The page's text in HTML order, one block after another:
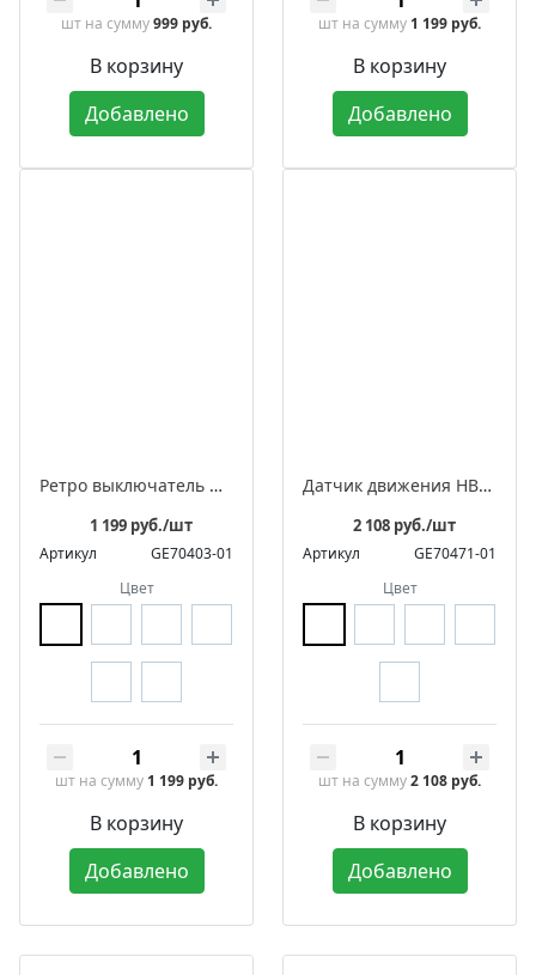
шт на сумму999 руб.
В корзину
Добавлено
шт на сумму 1 199 руб.
В корзину
Добавлено
Ретро выключатель фарфоровый поворотный на 4 положения двухклавишный, серия «Аврора»
1 199 руб./шт
Артикул
GE70403-01
Цвет
шт на сумму 1 199 руб.
В корзину
Добавлено
Датчик движения HB-PIR-40 ИК в корпусе
2 108 руб./шт
Артикул
GE70471-01
Цвет
шт на сумму2 108 руб.
В корзину
Добавлено